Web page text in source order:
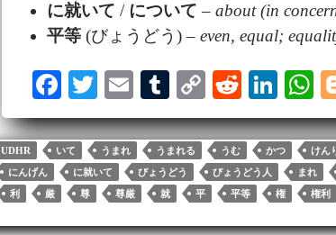
に就いて / について – about (in
平等(びょうどう) – even, equal;
Fa
ce
bo
ok
T
wi
tte
r
E
m
ail
T
u
m
bl
r
C
op
y
Li
nk
R
ed
di
t
Li
nk
ed
In
ts
A
pp
UDHR いて うまれ うまれる うむ かつ けん
にんげん
に就いて びょうどう びょうどう人 まれ
利
厳 尊 尊厳 就 平 平等 権 権利